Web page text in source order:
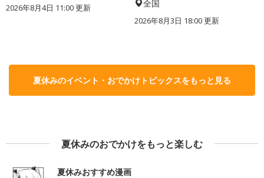
2026年8月4日 11:00更新 全国
2026年8月3日 18:00更新
夏休みのイベント・おでかけトピックスをもっと見る
夏休みのおでかけをもっと楽しむ
夏休みおすすめ漫画